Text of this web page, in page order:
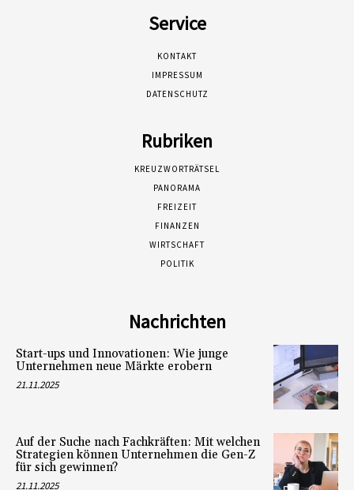
Service
KONTAKT
IMPRESSUM
DATENSCHUTZ
Rubriken
KREUZWORTRÄTSEL
PANORAMA
FREIZEIT
FINANZEN
WIRTSCHAFT
POLITIK
Nachrichten
Start-ups und Innovationen: Wie junge
Unternehmen neue Märkte erobern
21.11.2025
Auf der Suche nach Fachkräften: Mit welchen
Strategien können Unternehmen die Gen-Z
für sich gewinnen?
21.11.2025